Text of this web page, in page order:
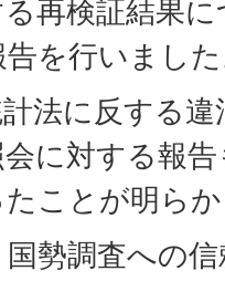
再検証結果
を行いまし
法に反する
に対する報
ことが明ら
勢調査への